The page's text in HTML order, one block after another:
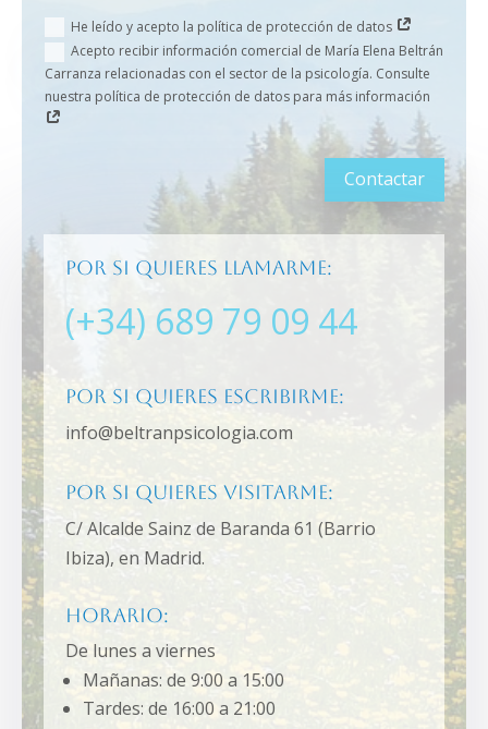
He leído y acepto la política de protección de datos
Acepto recibir información comercial de María Elena Beltrán
Carranza relacionadas con el sector de la psicología. Consulte
nuestra política de protección de datos para más información
Contactar
Por si quieres llamarme:
(+34) 689 79 09 44
Por si quieres escribirme:
info@beltranpsicologia.com
Por si quieres visitarme:
C/ Alcalde Sainz de Baranda 61 (Barrio
Ibiza), en Madrid.
Horario:
De lunes a viernes
Mañanas: de 9:00 a 15:00
Tardes: de 16:00 a 21:00